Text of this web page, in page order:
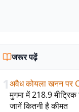
जरूर पढ़ें
1अवैध कोयला खनन पर
मुगमा में 218.9
जानें कितनी है कीमत